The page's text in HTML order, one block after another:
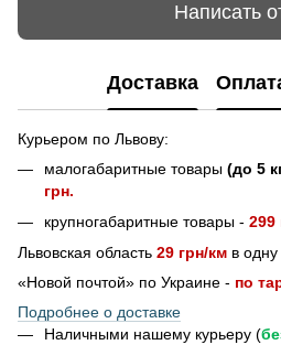
Написать
Доставка
Курьером по Львову:
малогабаритные товары (до 5
грн.
крупногабаритные товары - 299
Львовская область 29 грн/км в одну
«Новой почтой» по Украине - по
Подробнее о доставке
Наличными нашему курьеру (